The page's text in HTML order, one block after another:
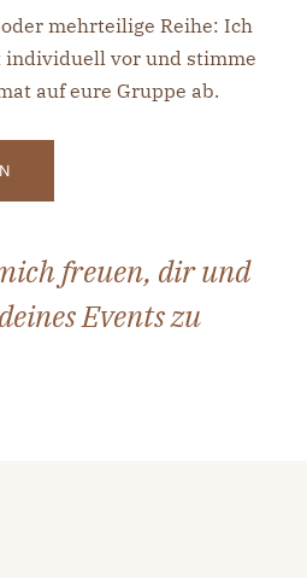
mehrteilige Reihe: Ich
vor und stimme
auf eure Gruppe ab.
freuen, dir und
Events zu